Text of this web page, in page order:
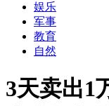
娱乐
军事
教育
自然
3天卖出1